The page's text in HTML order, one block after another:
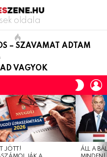
oldala
– SZAVAMAT ADTAM
VAGYOK
SKIN
JÖTT!
ÁLL A